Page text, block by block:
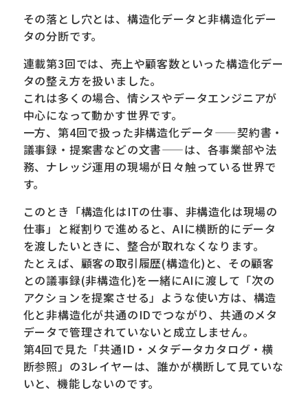
その落とし穴とは、構造化データと非構造化デー
タの分断です。
連載第3回では、売上や顧客数といった構造化デー
タの整え方を扱いました。
これは多くの場合、情シスやデータエンジニアが
中心になって動かす世界です。
一方、第4回で扱った非構造化データ——契約書・
議事録・提案書などの文書——は、各事業部や法
務、ナレッジ運用の現場が日々触っている世界で
す。
このとき「構造化はITの仕事、非構造化は現場の
仕事」と縦割りで進めると、AIに横断的にデータ
を渡したいときに、整合が取れなくなります。
たとえば、顧客の取引履歴(構造化)と、その顧客
との議事録(非構造化)を一緒にAIに渡して「次の
アクションを提案させる」ような使い方は、構造
化と非構造化が共通のIDでつながり、共通のメタ
データで管理されていないと成立しません。
第4回で見た「共通ID・メタデータカタログ・横
断参照」の3レイヤーは、誰かが横断して見ていな
いと、機能しないのです。